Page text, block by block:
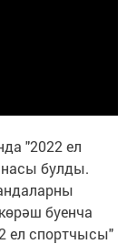
"2022 ел
булды.
буенча
ел спортчысы"